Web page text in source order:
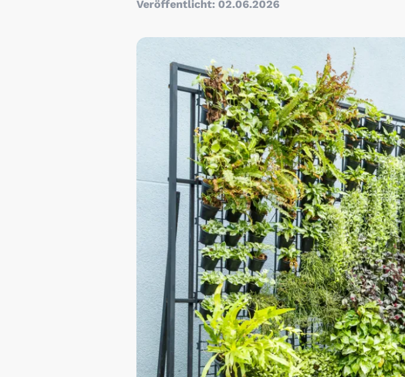
Veröffentlicht: 02.06.2026